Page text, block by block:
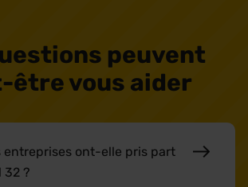
peuvent
être vous aider
entreprises ont-elle pris part
32 ?